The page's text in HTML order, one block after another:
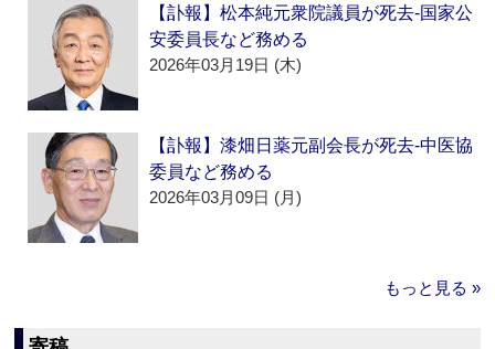
【訃報】松本純元衆院議員が死去‐国家公
安委員長など務める
2026年03月19日 (木)
【訃報】漆畑日薬元副会長が死去‐中医協
委員など務める
2026年03月09日 (月)
もっと見る »